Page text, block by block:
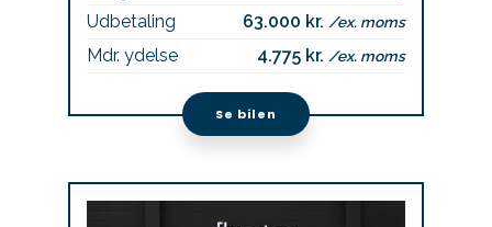
Udbetaling
63.000 kr./ex. moms
Mdr. ydelse 4.775 kr./ex. moms
Se bilen